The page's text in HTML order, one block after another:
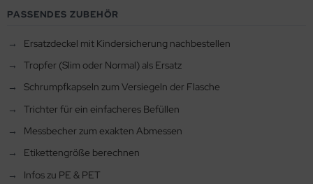
PASSENDES ZUBEHÖR
Ersatzdeckel mit Kindersicherung nachbestellen
Tropfer (Slim oder Normal) als Ersatz
Schrumpfkapseln zum Versiegeln der Flasche
Trichter für ein einfacheres Befüllen
Messbecher zum exakten Abmessen
Etikettengröße berechnen
Infos zu PE & PET